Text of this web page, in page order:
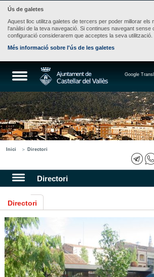
Ús de galetes
Aquest lloc utilitza galetes de tercers per poder millorar els
l'anàlisi de la teva navegació. Si continues navegant sense
configuració considerarem que acceptes la seva utilització.
Més informació sobre l'ús de les galetes
Google
Inici Directori
Directori
Directori